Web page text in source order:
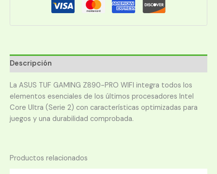
S/R/HDMI/DP/4M2/USB3.2/ATX
Descripción
La ASUS TUF GAMING Z890-PRO WIFI integra todos los
elementos esenciales de los últimos procesadores Intel
Core Ultra (Serie 2) con características optimizadas para
juegos y una durabilidad comprobada.
Productos relacionados